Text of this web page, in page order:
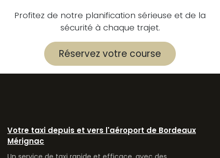
Profitez de notre planification sérieuse et de la
sécurité à chaque trajet.
Réservez votre course
Votre taxi depuis et vers l'aéroport de Bordeaux
Mérignac